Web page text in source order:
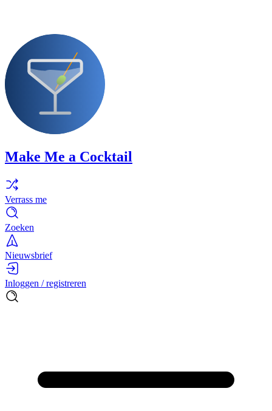
Make Me a Cocktail
Verrass me
Zoeken
Nieuwsbrief
Inloggen / registreren